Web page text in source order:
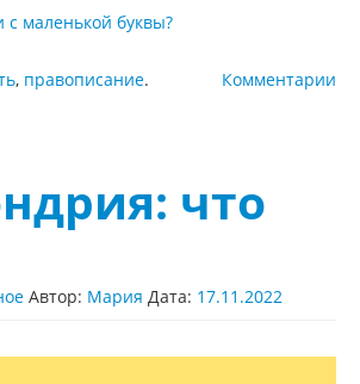
маленькой буквы?
Комментарии
, правописание.
что
Автор: Мария Дата: 17.11.2022